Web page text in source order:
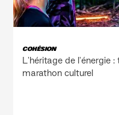
COHÉSION
L'héritage de l'énergie
marathon culturel